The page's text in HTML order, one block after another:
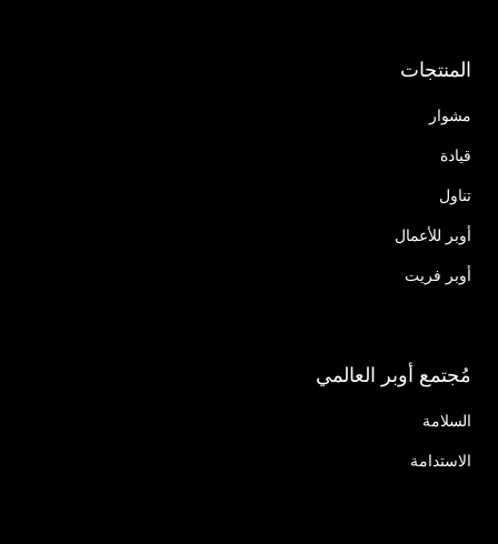
المنتجات
مشوار
قيادة
تناول
أوبر للأعمال
أوبر فريت
مُجتمع أوبر العالمي
السلامة
الاستدامة